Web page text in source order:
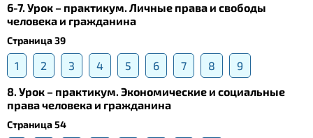
6-7. Урок – практикум. Личные права и свободы
человека и гражданина
Страница 39
1 2 3 4 5 6 7 8
9
8. Урок – практикум. Экономические и социальные
права человека и гражданина
Страница 54